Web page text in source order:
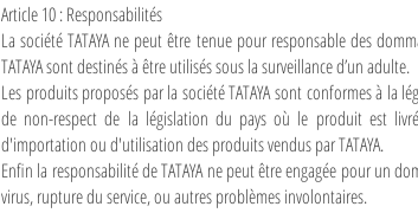
Article 10 : Responsabilités
La société TATAYA ne peut être tenue pour responsable des
TATAYA sont destinés à être utilisés sous la surveillance d’un adulte.
Les produits proposés par la société TATAYA sont conformes à la
de non-respect de la législation du pays où le produit est
d'importation ou d'utilisation des produits vendus par TATAYA.
Enfin la responsabilité de TATAYA ne peut être engagée pour un
virus, rupture du service, ou autres problèmes involontaires.